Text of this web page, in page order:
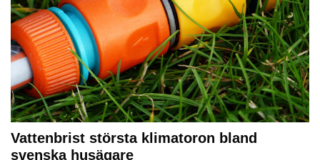
Vattenbrist största klimatoron bland
svenska husägare